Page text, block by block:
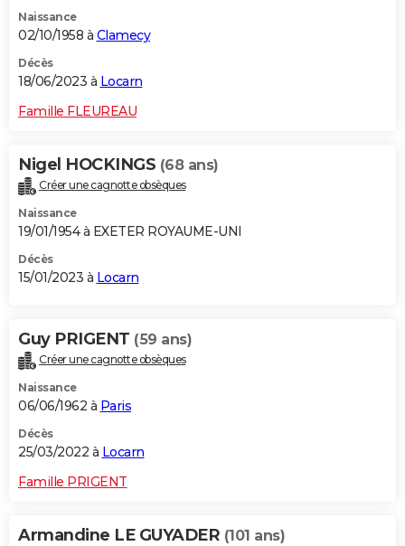
Dictionnaire
Biographies
Citations
Expressions
Proverbes
PROGRAMME TV
S'inscrire
Se connecter
Lycées
Collèges
Primaires
Universités
Entreprises
Service militaire
Avis de recherche
AVIS DE DÉCÈS
FORUM
Bricolage
Lifestyle
Culture
Sport
Auto
Television
Voyage
Cinema
Naissance
02/10/1958 à Clamecy
Décès
18/06/2023 à Locarn
Famille FLEUREAU
Nigel HOCKINGS (68 ans)
Créer une cagnotte obsèques
Naissance
19/01/1954 à EXETER ROYAUME-UNI
Décès
15/01/2023 à Locarn
Guy PRIGENT (59 ans)
Créer une cagnotte obsèques
Naissance
06/06/1962 à Paris
Décès
25/03/2022 à Locarn
Famille PRIGENT
Armandine LE GUYADER (101 ans)